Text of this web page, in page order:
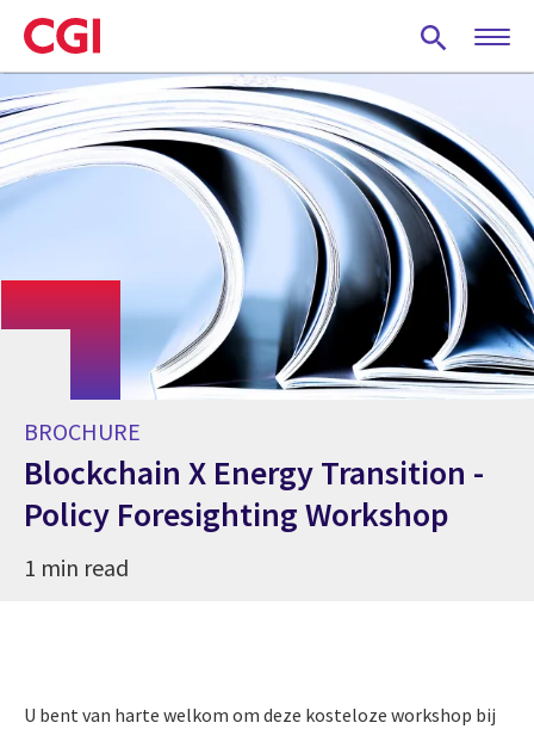
Skip
to
main
content
BROCHURE
Blockchain X Energy Transition -
Policy Foresighting Workshop
1 min read
U bent van harte welkom om deze kosteloze workshop bij